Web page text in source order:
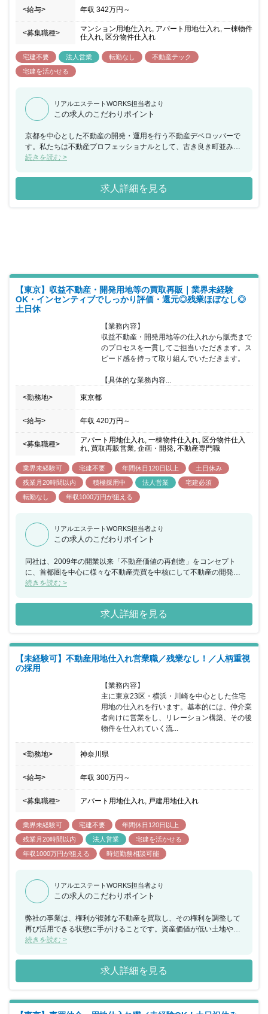
<給与> 年収 342万円 ～
<募集職種>
マンション用地仕入れ, アパート用地仕入れ, 一棟物件
仕入れ, 区分物件仕入れ
宅建不要 法人営業 転勤なし
不動産テック
宅建を活かせる
リアルエステートWORKS担当者より
この求人のこだわりポイント
京都を中心とした不動産の開発・運用を行う不動産デベロッパーで
す。私たちは不動産プロフェッショナルとして、古き良き町並みを
今もなお残す「京都」を中心に 開発・販売・管理を行い、社会に必
テクノロジーを駆使して資産を形成さらなる不動産の可能性を見出
し、IoTマンションやスマートホームの開発、クラウドファンディ
ングプラットフォームの構築など不動産テクノロジーに注力した、
トムアップの提案に対する承認率が高く決裁後の導入が早い
続きを読む >
求人詳細を見る
【東京】収益不動産・開発用地等の買取再販｜業界未経験
OK・インセンティブでしっかり評価・還元◎残業ほぼなし◎
土日休
【業務内容】
収益不動産・開発用地等の仕入れから販売まで
のプロセスを一貫してご担当いただきます。ス
ピード感を持って取り組んでいただきます。
【具体的な業務内容...
<勤務地> 東京都
<給与> 年収 420万円 ～
<募集職種>
アパート用地仕入れ, 一棟物件仕入れ, 区分物件仕入
れ, 買取再販営業, 企画・開発, 不動産専門職
業界未経験可 宅建不要 年間休日120日以上
土日休み
残業月20時間以内
積極採用中 法人営業
宅建必須
転勤なし
年収1000万円が狙える
リアルエステートWORKS担当者より
この求人のこだわりポイント
同社は、2009年の開業以来「不動産価値の再創造」をコンセプト
に、首都圏を中心に様々な不動産売買を中核にして不動産の開発、
収益不動産の再生販売等を展開しております。今回、収益不動産・
ることとなりました。また、代表との距離が近い環境のため、ビジ
ネスにおける意思決定のスピードが早く、物件の仕入れや考えをカ
タチにすることができます。 業務権限のスパンが広く、大企業と違
とができスキルアップにつなげることができます。 営業エリアは、
本店は1都3県、名古屋支店は愛知県近郊等です。 また、土・日・
祝日の完全週休二日制に加え、有給休暇の取得勧奨（社員全員が月
いるほか、社員にとって「夢のある会社」を目指し、成果に対して
はダイナミックなインセンティブ報酬を提供しています。今後の更
なる成長と業容拡大の為、これから5年・10年後・その先も共に成
長し、ご活躍頂ける方を歓迎いたします。
続きを読む >
求人詳細を見る
【未経験可】不動産用地仕入れ営業職／残業なし！／人柄重視
の採用
【業務内容】
主に東京23区・横浜・川崎を中心とした住宅
用地の仕入れを行います。基本的には、仲介業
者向けに営業をし、リレーション構築、その後
物件を仕入れていく流...
<勤務地> 神奈川県
<給与> 年収 300万円 ～
<募集職種> アパート用地仕入れ, 戸建用地仕入れ
業界未経験可 宅建不要
年間休日120日以上
残業月20時間以内
法人営業
宅建を活かせる
年収1000万円が狙える
時短勤務相談可能
リアルエステートWORKS担当者より
この求人のこだわりポイント
弊社の事業は、権利が複雑な不動産を買取し、その権利を調整して
再び活用できる状態に手がけることです。資産価値が低い土地や仲
介業者が困るような土地を再生することで地域の活性化に繋がりま
120日あります。素直でガッツのある方、また権利調整が主なため
コミュニケーション能力の高い方を求めています。
続きを読む >
求人詳細を見る